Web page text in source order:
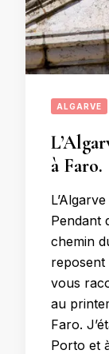
ALGARVE
à Faro.
Pendant
chemin
reposent
vous
au
Faro.
Porto et